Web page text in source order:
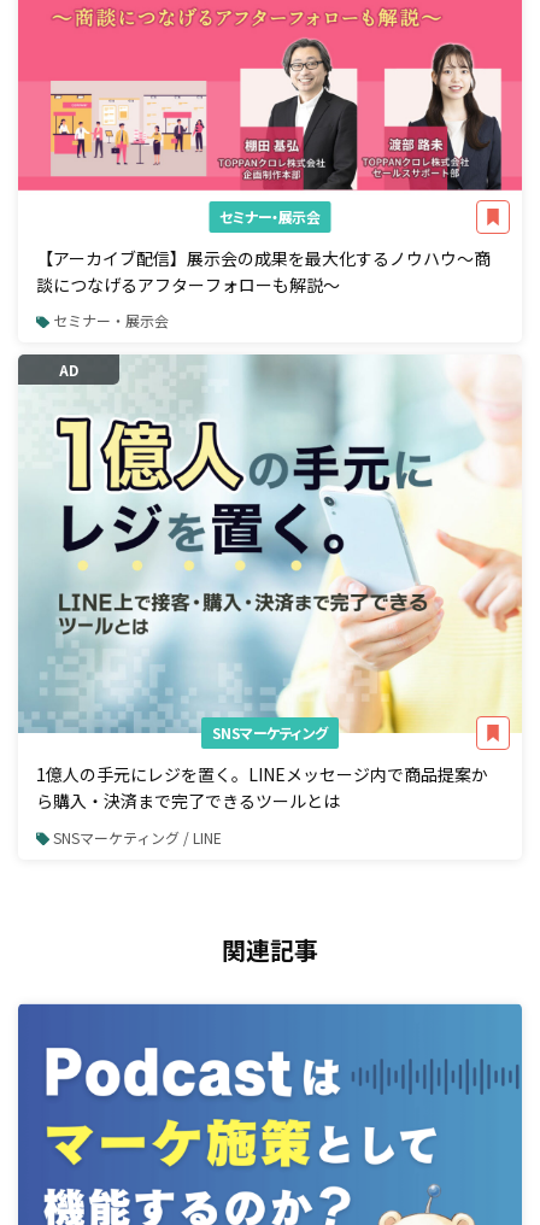
セミナー・展示会
【アーカイブ配信】展示会の成果を最大化するノウハウ～商
談につなげるアフターフォローも解説～
セミナー・展示会
AD
SNSマーケティング
1億人の手元にレジを置く。LINEメッセージ内で商品提案か
ら購入・決済まで完了できるツールとは
SNSマーケティング / LINE
関連記事